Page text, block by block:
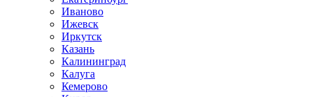
Иваново
Ижевск
Иркутск
Казань
Калининград
Калуга
Кемерово